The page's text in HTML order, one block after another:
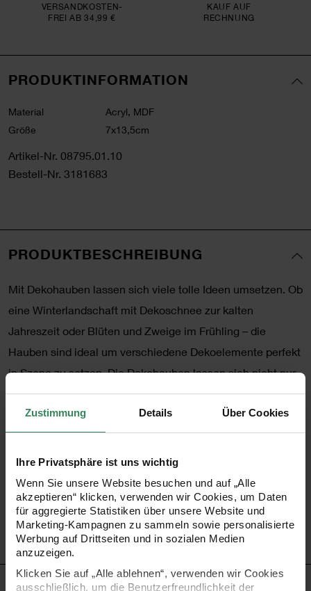
Zustimmung Details Über Cookies
Ihre Privatsphäre ist uns wichtig
Wenn Sie unsere Website besuchen und auf „Alle
akzeptieren“ klicken, verwenden wir Cookies, um Daten
für aggregierte Statistiken über unsere Website und
Marketing-Kampagnen zu sammeln sowie personalisierte
Werbung auf Drittseiten und in sozialen Medien
anzuzeigen.
Klicken Sie auf „Alle ablehnen“, verwenden wir Cookies
ausschließlich, um die Benutzerfreundlichkeit der
VERSAND­KOSTEN­
FREI AB 34,99 €
KAUF AUF
RECHNUNG
PRODUKTINFORMATION
Material
Acryl, MDF
Größe
7x13,5cm
Artikel-Nr. 08795.01.10
Bestell-Nr. 3181683
PRODUKTBESCHREIBUNG
Mit Dekohauben lassen sich viele tolle Ideen umsetzen. Ob
eine Winterlandschaft mit Dekoschnee zur kalten
Jahreszeit oder Blüten und Zweige im Frühling – die
Hauben sind ideal um verschiedene Dekoelemente perfekt
in Szene zu setzen. Die Dekohauben lassen sich nicht nur
auf dem Tisch, im Regal oder auf der Fensterbank
dekorieren, sondern können auch durch den integrierten
Haken im Handumdrehen hängend angebracht werden.
Fixieren Sie die Haube dazu nach dem Dekorieren einfach
mit Bastel- oder Heißkleber am Sockel.
Material: Dekohaube aus Acryl, Sockel aus MDF
Maße: 7 x 13,5 cm (Gr. M)